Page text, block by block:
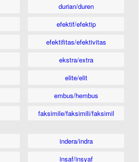
durian/duren
efektif/efektip
efektifitas/efektivitas
ekstra/extra
elite/elit
embus/hembus
faksimile/faksimili/faksimil
indera/indra
insaf/insyaf